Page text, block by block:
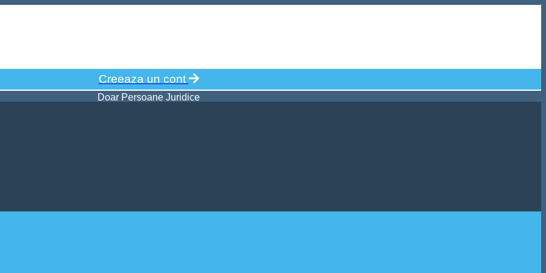
Creeaza un cont
Doar Persoane Juridice